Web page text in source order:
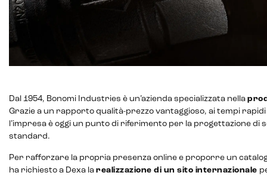
Marketplace integration
Dal 1954, Bonomi Industries è un’azienda specializzata nella
Grazie a un rapporto qualità-prezzo vantaggioso, ai tempi
l’impresa è oggi un punto di riferimento per la progettazione di
standard.
Per rafforzare la propria presenza online e proporre un
ha richiesto a Dexa la realizzazione di un sito internazionale